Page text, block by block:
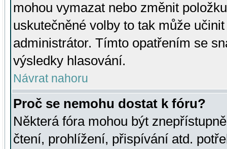
mohou vymazat nebo změnit
uskutečněné volby to tak může
administrátor. Tímto opatřením se
výsledky hlasování.
Návrat nahoru
Proč se nemohu dostat k fóru?
Některá fóra mohou být
čtení, prohlížení, přispívání atd.